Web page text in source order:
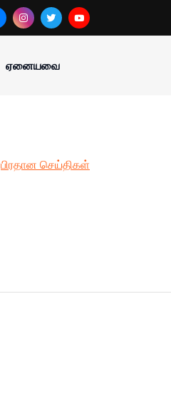
ஏனையவை
பிரதான செய்திகள்